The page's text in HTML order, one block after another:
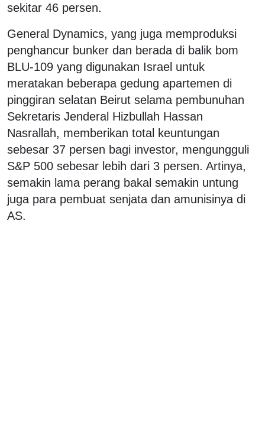
sekitar 46 persen.
General Dynamics, yang juga memproduksi
penghancur bunker dan berada di balik bom
BLU-109 yang digunakan Israel untuk
meratakan beberapa gedung apartemen di
pinggiran selatan Beirut selama pembunuhan
Sekretaris Jenderal Hizbullah Hassan
Nasrallah, memberikan total keuntungan
sebesar 37 persen bagi investor, mengungguli
S&P 500 sebesar lebih dari 3 persen. Artinya,
semakin lama perang bakal semakin untung
juga para pembuat senjata dan amunisinya di
AS.